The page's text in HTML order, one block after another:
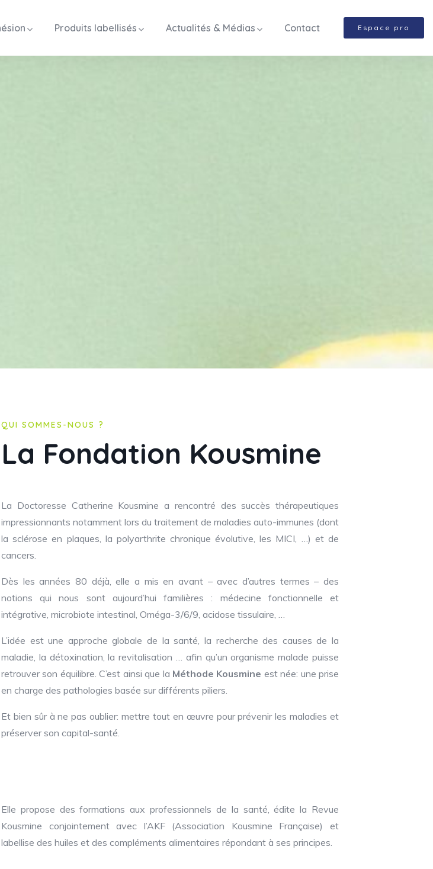
Produits labellisés Actualités & Médias Contact Espace pro
QUI SOMMES-NOUS ?
La Fondation Kousmine
La Doctoresse Catherine Kousmine a rencontré des succès thérapeutiques
impressionnants notamment lors du traitement de maladies auto-immunes (dont
la sclérose en plaques, la polyarthrite chronique évolutive, les MICI, …) et de
cancers.
Dès les années 80 déjà, elle a mis en avant – avec d’autres termes – des
notions qui nous sont aujourd’hui familières : médecine fonctionnelle et
intégrative, microbiote intestinal, Oméga-3/6/9, acidose tissulaire, …
L’idée est une approche globale de la santé, la recherche des causes de la
maladie, la détoxination, la revitalisation … afin qu’un organisme malade puisse
retrouver son équilibre. C’est ainsi que la Méthode Kousmine est née: une prise
en charge des pathologies basée sur différents piliers.
Et bien sûr à ne pas oublier: mettre tout en œuvre pour prévenir les maladies et
préserver son capital-santé.
Elle propose des formations aux professionnels de la santé, édite la Revue
Kousmine conjointement avec l’AKF (Association Kousmine Française) et
labellise des huiles et des compléments alimentaires répondant à ses principes.